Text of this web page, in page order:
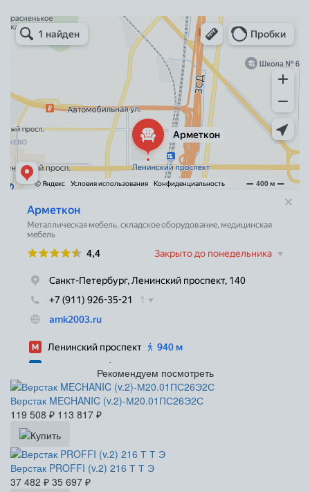
Арметкон
Металлическая мебель в Санкт‑Петербурге
Торговое оборудование в Санкт‑Петербурге
Рекомендуем посмотреть
Верстак MECHANIC (v.2)-М20.01ПС26Э2С
119 508 ₽ 113 817 ₽
Верстак PROFFI (v.2) 216 Т Т Э
37 482 ₽ 35 697 ₽